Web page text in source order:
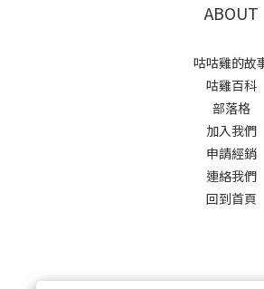
ABOUT
咕咕雞的故
咕雞百科
部落格
加入我們
申請經銷
連絡我們
回到首頁